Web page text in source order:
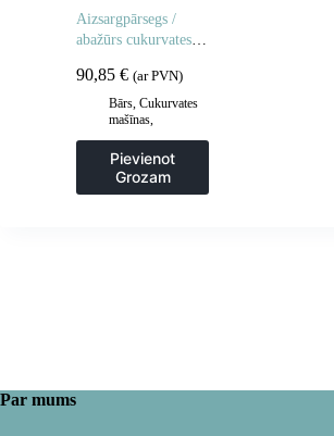
Aizsargpārsegs /
abažūrs cukurvates
90,85 € (ar PVN)
Bārs, Cukurvates
mašīnas,
Pievienot
Grozam
Par mums